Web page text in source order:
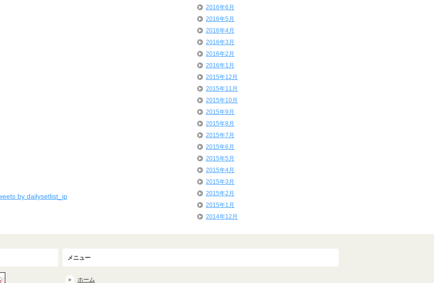
by dailysetlist_jp
2016年6月
2016年5月
2016年4月
2016年3月
2016年2月
2016年1月
2015年12月
2015年11月
2015年10月
2015年9月
2015年8月
2015年7月
2015年6月
2015年5月
2015年4月
2015年3月
2015年2月
2015年1月
2014年12月
メニュー
ホーム